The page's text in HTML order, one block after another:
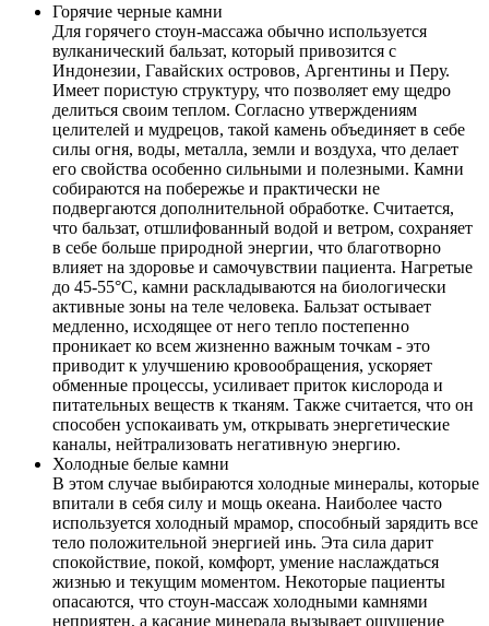
Горячие черные камни
Для горячего стоун-массажа обычно используется
вулканический бальзат, который привозится с
Индонезии, Гавайских островов, Аргентины и Перу.
Имеет пористую структуру, что позволяет ему щедро
делиться своим теплом. Согласно утверждениям
целителей и мудрецов, такой камень объединяет в себе
силы огня, воды, металла, земли и воздуха, что делает
его свойства особенно сильными и полезными. Камни
собираются на побережье и практически не
подвергаются дополнительной обработке. Считается,
что бальзат, отшлифованный водой и ветром, сохраняет
в себе больше природной энергии, что благотворно
влияет на здоровье и самочувствии пациента. Нагретые
до 45-55°С, камни раскладываются на биологически
активные зоны на теле человека. Бальзат остывает
медленно, исходящее от него тепло постепенно
проникает ко всем жизненно важным точкам - это
приводит к улучшению кровообращения, ускоряет
обменные процессы, усиливает приток кислорода и
питательных веществ к тканям. Также считается, что он
способен успокаивать ум, открывать энергетические
каналы, нейтрализовать негативную энергию.
Холодные белые камни
В этом случае выбираются холодные минералы, которые
впитали в себя силу и мощь океана. Наиболее часто
используется холодный мрамор, способный зарядить все
тело положительной энергией инь. Эта сила дарит
спокойствие, покой, комфорт, умение наслаждаться
жизнью и текущим моментом. Некоторые пациенты
опасаются, что стоун-массаж холодными камнями
неприятен, а касание минерала вызывает ощущение